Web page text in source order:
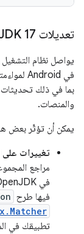
تعديلات Open 17
والمنصات.
يمكن أن تؤثّر بعض
تغييرات على
مراجع
فيها طرح
تطبيقك في